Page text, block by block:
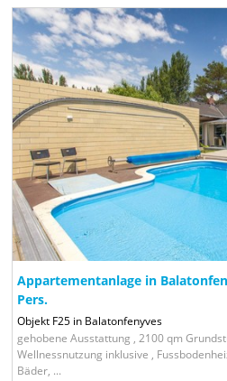
Appartementanlage in
Pers.
Objekt F25 in Balatonfenyves
gehobene Ausstattung , 2100 qm
Wellnessnutzung inklusive ,
Bäder, ...